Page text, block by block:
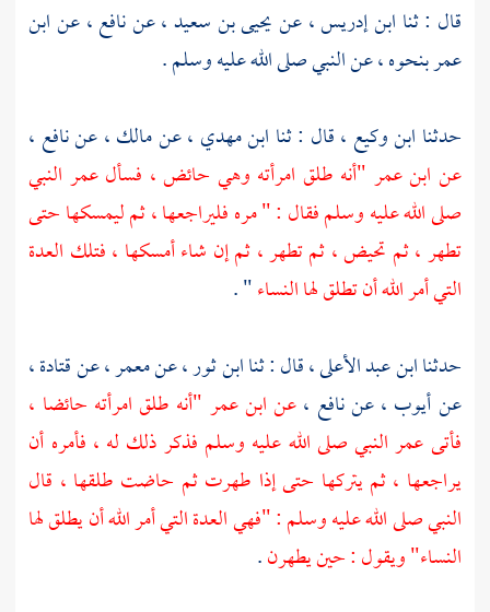
قال : ثنا ابن إدريس ،عنيحيى بن سعيد ،عننافع ،عنابن
عمربنحوه ، عن النبي صلى الله عليه وسلم .
حدثنا ابن وكيع ،قال : ثنا ابن مهدي ،عنمالك ،عننافع ،
عن ابن عمر "أنه طلق امرأته وهي حائض ، فسأل عمر النبي
صلى الله عليه وسلم فقال : " مره فليراجعها ، ثم ليمسكها حتى
تطهر ، ثم تحيض ، ثم تطهر ، ثم إن شاء أمسكها ، فتلك العدة
التي أمر الله أن تطلق لها النساء" .
حدثناابن عبد الأعلى ،قال : ثناابن ثور ،عنمعمر ،عنقتادة ،
عنأيوب ،عننافع ،عنابن عمر "أنه طلق امرأته حائضا ،
فأتى عمر النبي صلى الله عليه وسلم فذكر ذلك له ، فأمره أن
يراجعها ، ثم يتركها حتى إذا طهرت ثم حاضت طلقها ، قال
النبي صلى الله عليه وسلم : "فهي العدة التي أمر الله أن يطلق لها
النساء" ويقول : حين يطهرن.